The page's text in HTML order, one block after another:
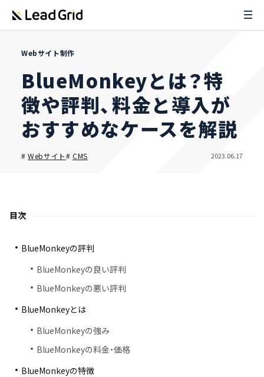
Webサイト制作
BlueMonkeyとは？特
徴や評判、料金と導入が
おすすめなケースを解説
#Webサイト#CMS 2023.06.17
目次
BlueMonkeyの評判
BlueMonkeyの良い評判
BlueMonkeyの悪い評判
BlueMonkeyとは
BlueMonkeyの強み
BlueMonkeyの料金・価格
BlueMonkeyの特徴